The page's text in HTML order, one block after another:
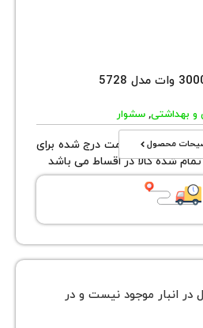
قیمت درج شده برای
در اقساط می باشد
نیست و در